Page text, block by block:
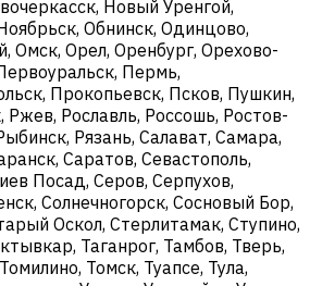
Новый Уренгой,
Обнинск, Одинцово,
Омск, Орел, Оренбург, Орехово-
Пермь,
Прокопьевск, Псков, Пушкин,
Ржев, Рославль, Россошь, Ростов-
Рязань, Салават, Самара,
Саратов, Севастополь,
Посад, Серов, Серпухов,
Солнечногорск, Сосновый Бор,
Оскол, Стерлитамак, Ступино,
Таганрог, Тамбов, Тверь,
Томск, Туапсе, Тула,